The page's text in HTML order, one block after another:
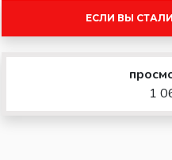
ЕСЛИ ВЫ
1